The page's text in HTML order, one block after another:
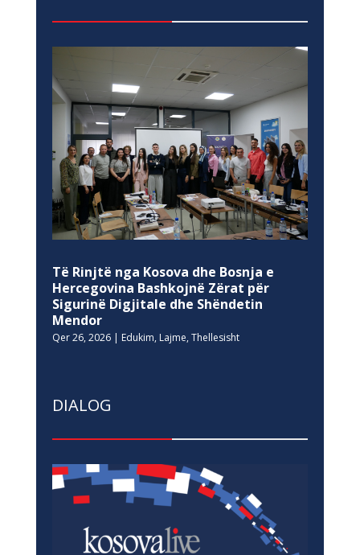
Të Rinjtë nga Kosova dhe Bosnja e
Hercegovina Bashkojnë Zërat për
Sigurinë Digjitale dhe Shëndetin
Mendor
Qer 26, 2026| Edukim, Lajme, Thellesisht
DIALOG